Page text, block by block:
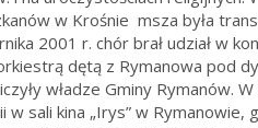
w Krośnie  msza była
2001 r. chór brał udział w
dętą z Rymanowa pod
władze Gminy Rymanów.
w sali kina „Irys” w